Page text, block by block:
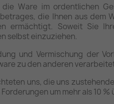
Ware im ordentlichen
die Ihnen aus dem
ermächtigt. Soweit Sie
selbst einzuziehen.
und Vermischung der
zu den anderen
uns, die uns
um mehr als 10